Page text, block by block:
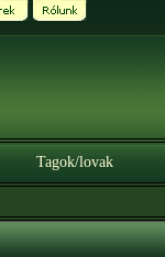
Tagok/lovak